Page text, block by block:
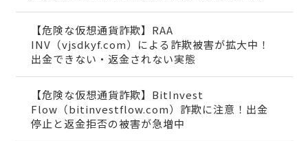
【危険な仮想通貨詐欺】RAA
INV（vjsdkyf.com）による詐欺被害が拡大中！
出金できない・返金されない実態
【危険な仮想通貨詐欺】BitInvest
Flow（bitinvestflow.com）詐欺に注意！出金
停止と返金拒否の被害が急増中